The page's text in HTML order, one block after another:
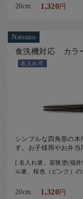
20cm 1,320円
Natsuno
食洗機対応 カラ
名入れ可
シンプルな四角形の
す。お子様用やお弁当
[ 名入れ箸、若狭塗(福
ル箸、桜色（ピンク）
20cm 1,320円